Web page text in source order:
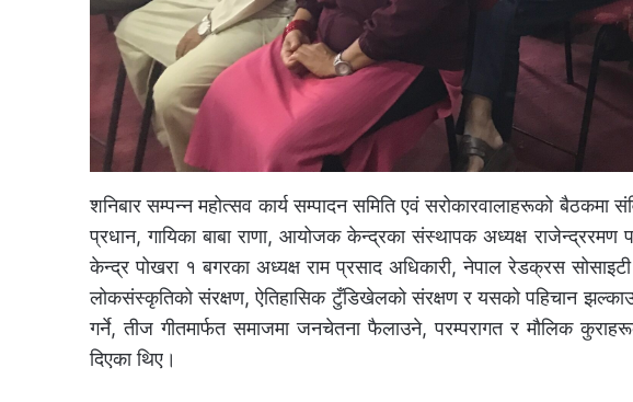
शनिबार सम्पन्न महोत्सव कार्य सम्पादन समिति एवं सरोकारवालाहरूको बैठकमा
प्रधान, गायिका बाबा राणा, आयोजक केन्द्रका संस्थापक अध्यक्ष राजेन्द्ररमण
केन्द्र पोखरा १ बगरका अध्यक्ष राम प्रसाद अधिकारी, नेपाल रेडक्रस
लोकसंस्कृतिको संरक्षण, ऐतिहासिक टुँडिखेलको संरक्षण र यसको पहिचान
गर्ने, तीज गीतमार्फत समाजमा जनचेतना फैलाउने, परम्परागत र मौलिक
दिएका थिए।